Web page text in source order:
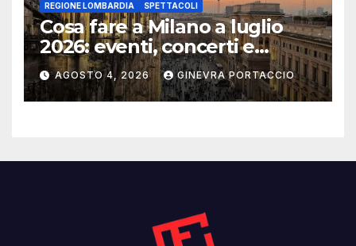
REGIONE LOMBARDIA SPETTACOLI
Cosa fare a Milano a luglio
2026: eventi, concerti e
mostre
AGOSTO 4, 2026 GINEVRA PORTACCIO